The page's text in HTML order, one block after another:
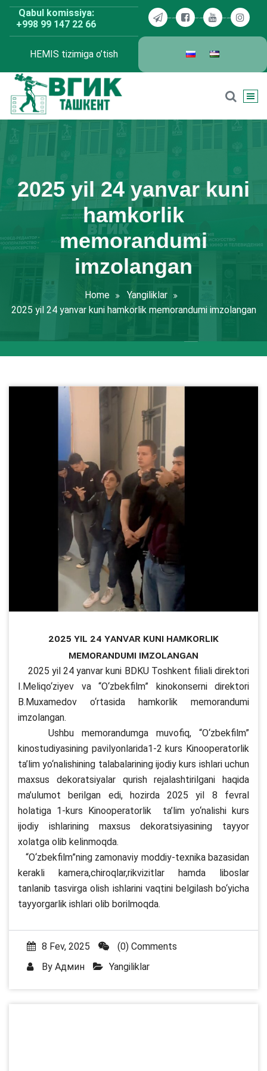
Skip
content
Qabul komissiya:
+998 99 147 22 66
HEMIS tizimiga o’tish
BDKU Toshkent
2025 yil 24 yanvar kuni
hamkorlik
memorandumi
imzolangan
Home
Yangiliklar
2025 yil 24 yanvar kuni hamkorlik memorandumi imzolangan
2025 yil 24 yanvar kuni hamkorlik
memorandumi imzolangan
2025 yil 24 yanvar kuni BDKU Toshkent filiali direktori
I.Meliqo‘ziyev va “O‘zbekfilm” kinokonserni direktori
B.Muxamedov o‘rtasida hamkorlik memorandumi
imzolangan.
Ushbu memorandumga muvofiq, “O‘zbekfilm”
kinostudiyasining pavilyonlarida1-2 kurs Kinooperatorlik
ta’lim yo‘nalishining talabalarining ijodiy kurs ishlari uchun
maxsus dekoratsiyalar qurish rejalashtirilgani haqida
ma’ulumot berilgan edi, hozirda 2025 yil 8 fevral
holatiga 1-kurs Kinooperatorlik ta’lim yo‘nalishi kurs
ijodiy ishlarining maxsus dekoratsiyasining tayyor
xolatga olib kelinmoqda.
“O‘zbekfilm”ning zamonaviy moddiy-texnika bazasidan
kerakli kamera,chiroqlar,rikvizitlar hamda liboslar
tanlanib tasvirga olish ishlarini vaqtini belgilash bo‘yicha
tayyorgarlik ishlari olib borilmoqda.
8 Fev, 2025
(0) Comments
By Админ Yangiliklar